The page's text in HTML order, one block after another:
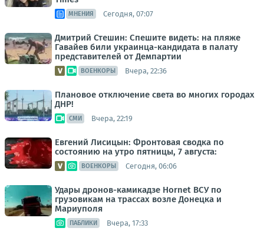
МНЕНИЯ Сегодня, 07:07
Дмитрий Стешин: Спешите видеть: на пляже
Гавайев били украинца-кандидата в палату
представителей от Демпартии
ВОЕНКОРЫ Вчера, 22:36
Плановое отключение света во многих городах
ДНР!
СМИ Вчера, 22:19
Евгений Лисицын: Фронтовая сводка по
состоянию на утро пятницы, 7 августа:
ВОЕНКОРЫ Сегодня, 06:06
Удары дронов-камикадзе Hornet ВСУ по
грузовикам на трассах возле Донецка и
Мариуполя
ПАБЛИКИ Вчера, 17:33